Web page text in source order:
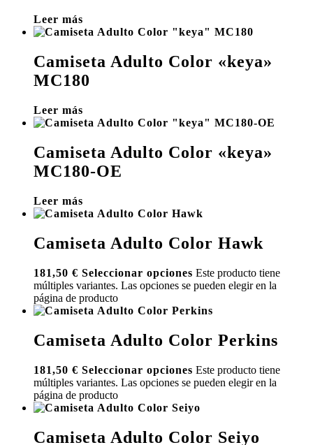
Leer más
Camiseta Adulto Color «keya»
MC180
Leer más
Camiseta Adulto Color «keya»
MC180-OE
Leer más
Camiseta Adulto Color Hawk
181,50 € Seleccionar opciones Este producto tiene
múltiples variantes. Las opciones se pueden elegir en la
página de producto
Camiseta Adulto Color Perkins
181,50 € Seleccionar opciones Este producto tiene
múltiples variantes. Las opciones se pueden elegir en la
página de producto
Camiseta Adulto Color Seiyo